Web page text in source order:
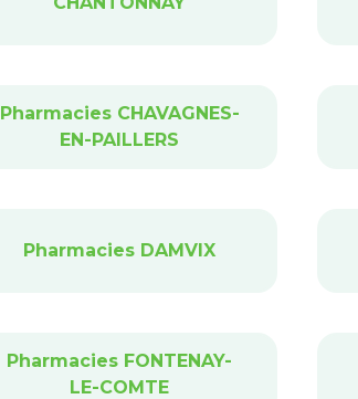
Pharmacies CHAVAGNES-
EN-PAILLERS
Pharmacies DAMVIX
Pharmacies FONTENAY-
LE-COMTE